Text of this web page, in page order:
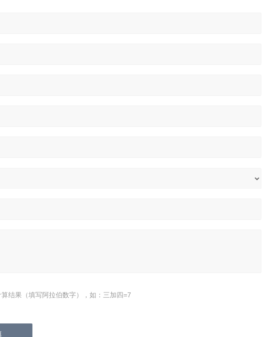
结果（填写阿拉伯数字），如：三加四=7